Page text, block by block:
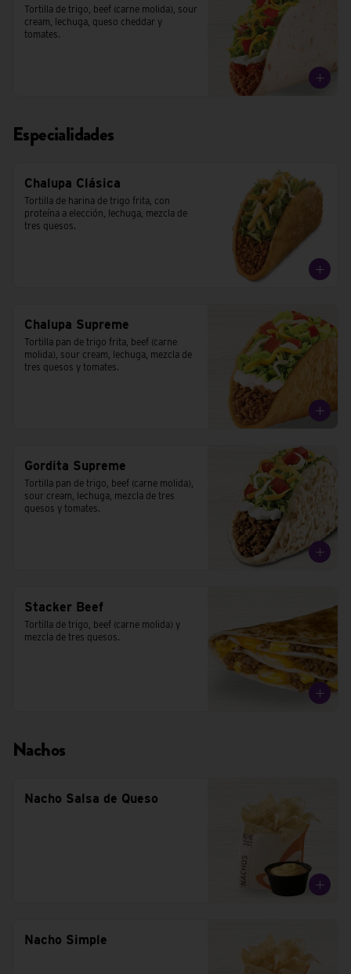
Tortilla de trigo, beef (carne molida), sour
cream, lechuga, queso cheddar y
tomates.
Especialidades
Chalupa Clásica
Tortilla de harina de trigo frita, con
proteína a elección, lechuga, mezcla de
tres quesos.
Chalupa Supreme
Tortilla pan de trigo frita, beef (carne
molida), sour cream, lechuga, mezcla de
tres quesos y tomates.
Gordita Supreme
Tortilla pan de trigo, beef (carne molida),
sour cream, lechuga, mezcla de tres
quesos y tomates.
Stacker Beef
Tortilla de trigo, beef (carne molida) y
mezcla de tres quesos.
Nachos
Nacho Salsa de Queso
Nacho Simple